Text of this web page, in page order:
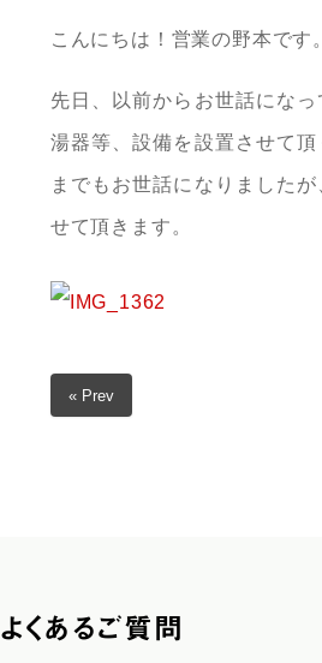
こんにちは！営業の野本です。
先日、以前からお世話にな
湯器等、設備を設置させて
までもお世話になりました
せて頂きます。
« Prev
よくあるご質問